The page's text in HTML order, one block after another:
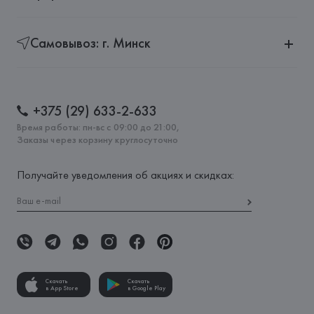
Самовывоз: г. Минск
+375 (29) 633-2-633
Время работы: пн-вс с 09:00 до 21:00,
Заказы через корзину круглосуточно
Получайте уведомления об акциях и скидках:
Скачать
в App Store
Скачать
в Google Play